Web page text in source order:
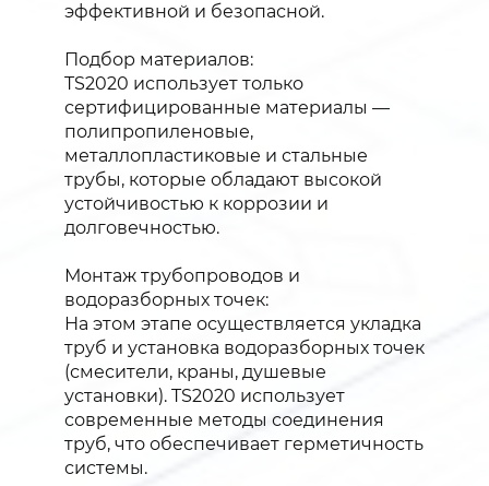
эффективной и безопасной.
Подбор материалов:
TS2020 использует только
сертифицированные материалы —
полипропиленовые,
металлопластиковые и стальные
трубы, которые обладают высокой
устойчивостью к коррозии и
долговечностью.
Монтаж трубопроводов и
водоразборных точек:
На этом этапе осуществляется укладка
труб и установка водоразборных точек
(смесители, краны, душевые
установки). TS2020 использует
современные методы соединения
труб, что обеспечивает герметичность
системы.